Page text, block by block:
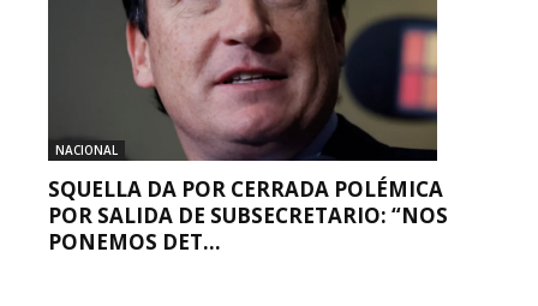
NACIONAL
SQUELLA DA POR CERRADA POLÉMICA
POR SALIDA DE SUBSECRETARIO: “NOS
PONEMOS DET...